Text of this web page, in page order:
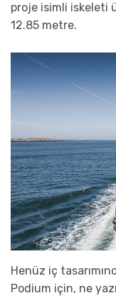
proje isimli iskeleti
12.85 metre.
Henüz iç
Podium için, ne